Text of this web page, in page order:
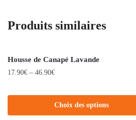
Produits similaires
Housse de Canapé Lavande
17.90€ – 46.90€
Choix des options